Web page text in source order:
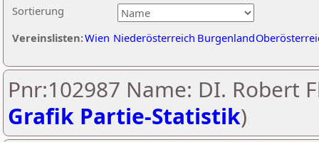
Sortierung
Vereinslisten:Wien Niederösterreich Burgenland
Pnr:102987 Name: DI. Robert
Grafik Partie-Statistik)